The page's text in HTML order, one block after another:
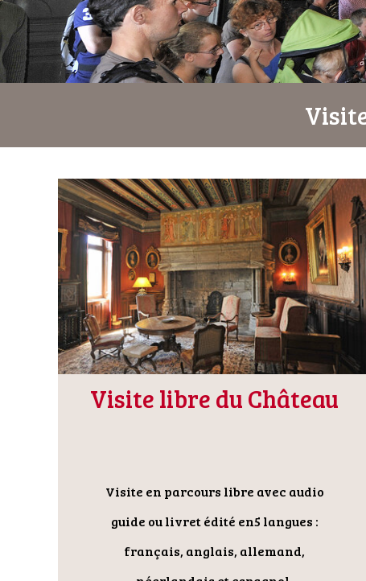
Visite libre du Château
Visite en parcours libre avec audio
guide ou livret édité en5 langues :
français, anglais, allemand,